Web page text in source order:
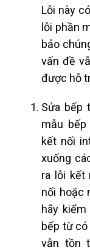
Lỗi này
lỗi phần
bảo
vấn đề
được hỗ
Sửa bếp
mẫu
kết nối
xuống
ra lỗi kết
nối hoặc
hãy
bếp từ
vẫn tồn